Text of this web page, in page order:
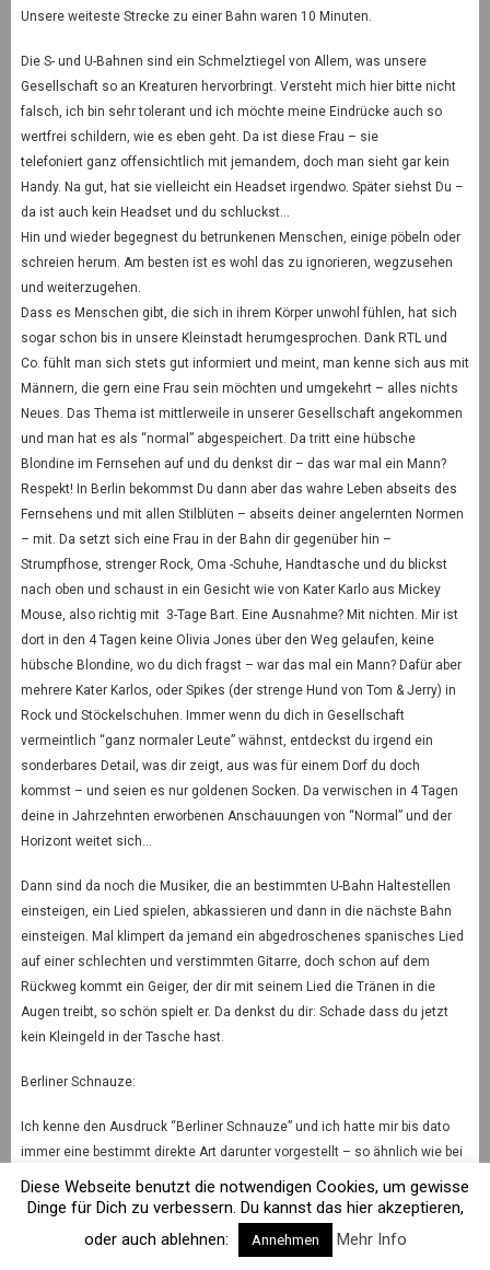
Unsere weiteste Strecke zu einer Bahn waren 10 Minuten.
Die S- und U-Bahnen sind ein Schmelztiegel von Allem, was unsere
Gesellschaft so an Kreaturen hervorbringt. Versteht mich hier bitte nicht
falsch, ich bin sehr tolerant und ich möchte meine Eindrücke auch so
wertfrei schildern, wie es eben geht. Da ist diese Frau – sie
telefoniert ganz offensichtlich mit jemandem, doch man sieht gar kein
Handy. Na gut, hat sie vielleicht ein Headset irgendwo. Später siehst Du –
da ist auch kein Headset und du schluckst…
Hin und wieder begegnest du betrunkenen Menschen, einige pöbeln oder
schreien herum. Am besten ist es wohl das zu ignorieren, wegzusehen
und weiterzugehen.
Dass es Menschen gibt, die sich in ihrem Körper unwohl fühlen, hat sich
sogar schon bis in unsere Kleinstadt herumgesprochen. Dank RTL und
Co. fühlt man sich stets gut informiert und meint, man kenne sich aus mit
Männern, die gern eine Frau sein möchten und umgekehrt – alles nichts
Neues. Das Thema ist mittlerweile in unserer Gesellschaft angekommen
und man hat es als “normal” abgespeichert. Da tritt eine hübsche
Blondine im Fernsehen auf und du denkst dir – das war mal ein Mann?
Respekt! In Berlin bekommst Du dann aber das wahre Leben abseits des
Fernsehens und mit allen Stilblüten – abseits deiner angelernten Normen
– mit. Da setzt sich eine Frau in der Bahn dir gegenüber hin –
Strumpfhose, strenger Rock, Oma -Schuhe, Handtasche und du blickst
nach oben und schaust in ein Gesicht wie von Kater Karlo aus Mickey
Mouse, also richtig mit 3-Tage Bart. Eine Ausnahme? Mit nichten. Mir ist
dort in den 4 Tagen keine Olivia Jones über den Weg gelaufen, keine
hübsche Blondine, wo du dich fragst – war das mal ein Mann? Dafür aber
mehrere Kater Karlos, oder Spikes (der strenge Hund von Tom & Jerry) in
Rock und Stöckelschuhen. Immer wenn du dich in Gesellschaft
vermeintlich “ganz normaler Leute” wähnst, entdeckst du irgend ein
sonderbares Detail, was dir zeigt, aus was für einem Dorf du doch
kommst – und seien es nur goldenen Socken. Da verwischen in 4 Tagen
deine in Jahrzehnten erworbenen Anschauungen von “Normal” und der
Horizont weitet sich…
Dann sind da noch die Musiker, die an bestimmten U-Bahn Haltestellen
einsteigen, ein Lied spielen, abkassieren und dann in die nächste Bahn
einsteigen. Mal klimpert da jemand ein abgedroschenes spanisches Lied
auf einer schlechten und verstimmten Gitarre, doch schon auf dem
Rückweg kommt ein Geiger, der dir mit seinem Lied die Tränen in die
Augen treibt, so schön spielt er. Da denkst du dir: Schade dass du jetzt
kein Kleingeld in der Tasche hast.
Berliner Schnauze:
Ich kenne den Ausdruck “Berliner Schnauze” und ich hatte mir bis dato
immer eine bestimmt direkte Art darunter vorgestellt – so ähnlich wie bei
uns im Ruhrpott – direkt und kein Blatt vor dem Mund. Da rennst Du zur
Vordertür eines stehenden Busses, weil du nach dem richtigen Bus
fragen möchtest: “Fährt dieser Bus zufällig nach Lichtenfelde?” kommt
Diese Webseite benutzt die notwendigen Cookies, um gewisse
Dinge für Dich zu verbessern. Du kannst das hier akzeptieren,
oder auch ablehnen:
Annehmen Mehr Info